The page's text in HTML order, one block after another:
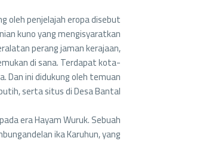
oleh penjelajah eropa disebut
kuno yang mengisyaratkan
perang jaman kerajaan,
di sana. Terdapat kota-
Dan ini didukung oleh temuan
serta situs di Desa Bantal.
era Hayam Wuruk. Sebuah
ika Karuhun, yang